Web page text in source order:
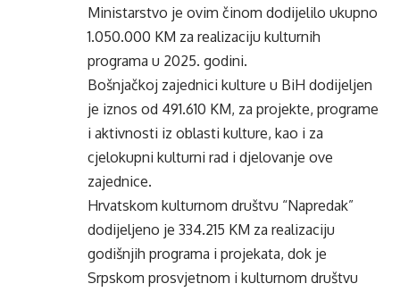
Ministarstvo je ovim činom dodijelilo ukupno
1.050.000 KM za realizaciju kulturnih
programa u 2025. godini.
Bošnjačkoj zajednici kulture u BiH dodijeljen
je iznos od 491.610 KM, za projekte, programe
i aktivnosti iz oblasti kulture, kao i za
cjelokupni kulturni rad i djelovanje ove
zajednice.
Hrvatskom kulturnom društvu “Napredak”
dodijeljeno je 334.215 KM za realizaciju
godišnjih programa i projekata, dok je
Srpskom prosvjetnom i kulturnom društvu